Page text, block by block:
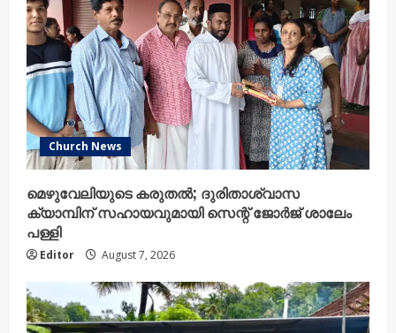
Church News
മെഴുവേലിയുടെ കരുതൽ; ദുരിതാശ്വാസ
ക്യാമ്പിന് സഹായവുമായി സെന്റ് ജോർജ് ശാലേം
പള്ളി
Editor August 7, 2026